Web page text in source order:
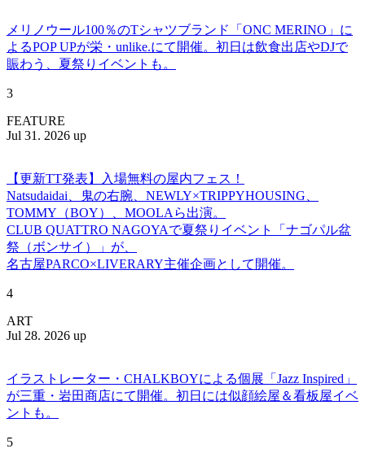
メリノウール100％のTシャツブランド「ONC MERINO」に
よるPOP UPが栄・unlike.にて開催。初日は飲食出店やDJで
賑わう、夏祭りイベントも。
3
FEATURE
Jul 31. 2026 up
【更新TT発表】入場無料の屋内フェス！
Natsudaidai、鬼の右腕、NEWLY×TRIPPYHOUSING、
TOMMY（BOY）、MOOLAら出演。
CLUB QUATTRO NAGOYAで夏祭りイベント「ナゴパル盆
祭（ボンサイ）」が、
名古屋PARCO×LIVERARY主催企画として開催。
4
ART
Jul 28. 2026 up
イラストレーター・CHALKBOYによる個展「Jazz Inspired」
が三重・岩田商店にて開催。初日には似顔絵屋＆看板屋イベ
ントも。
5